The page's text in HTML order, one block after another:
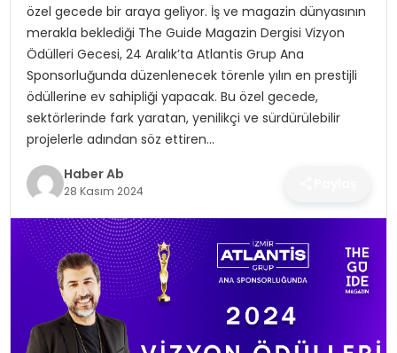
SPOR
SAĞLIK
MAGAZIN
özel gecede bir araya geliyor. İş ve magazin dünyasının
merakla beklediği The Guide Magazin Dergisi Vizyon
Ödülleri Gecesi, 24 Aralık’ta Atlantis Grup Ana
Sponsorluğunda düzenlenecek törenle yılın en prestijli
ödüllerine ev sahipliği yapacak. Bu özel gecede,
sektörlerinde fark yaratan, yenilikçi ve sürdürülebilir
projelerle adından söz ettiren…
Haber Ab
28 Kasım 2024